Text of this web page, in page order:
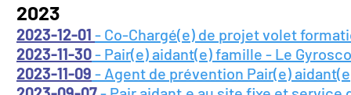
2023
2023-12-01 - Co-Chargé(e) de projet volet
2023-11-30- Pair(e) aidant(e) famille - Le
2023-11-09 - Agent de prévention Pair(e)